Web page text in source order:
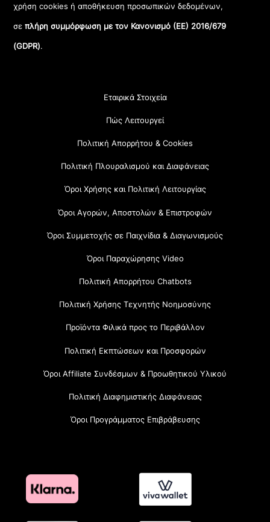
χρήση cookies ή αποθήκευση προσωπικών δεδομένων,
σεπλήρη συμμόρφωση με τον Κανονισμό (ΕΕ) 2016/679
(GDPR).
Εταιρικά Στοιχεία
Πώς Λειτουργεί
Πολιτική Απορρήτου & Cookies
Πολιτική Πλουραλισμού και Διαφάνειας
Όροι Χρήσης και Πολιτική Λειτουργίας
Όροι Αγορών, Αποστολών & Επιστροφών
Όροι Συμμετοχής σε Παιχνίδια & Διαγωνισμούς
Όροι Παραχώρησης Video
Πολιτική Απορρήτου Chatbots
Πολιτική Χρήσης Τεχνητής Νοημοσύνης
Προϊόντα Φιλικά προς το Περιβάλλον
Πολιτική Εκπτώσεων και Προσφορών
Όροι Affiliate Συνδέσμων & Προωθητικού Υλικού
Πολιτική Διαφημιστικής Διαφάνειας
Όροι Προγράμματος Επιβράβευσης